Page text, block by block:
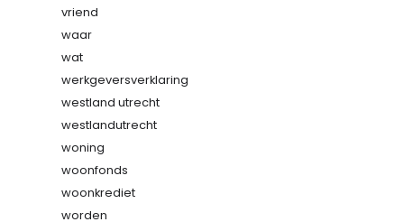
vriend
waar
wat
werkgeversverklaring
westland utrecht
westlandutrecht
woning
woonfonds
woonkrediet
worden